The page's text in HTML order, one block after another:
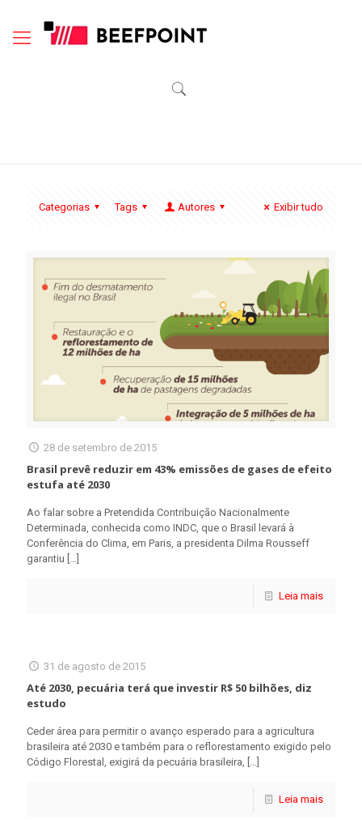
Categorias Tags Autores Exibir tudo
28 de setembro de 2015
Brasil prevê reduzir em 43% emissões de gases de efeito
estufa até 2030
Ao falar sobre a Pretendida Contribuição Nacionalmente
Determinada, conhecida como INDC, que o Brasil levará à
Conferência do Clima, em Paris, a presidenta Dilma Rousseff
garantiu […]
Leia mais
31 de agosto de 2015
Até 2030, pecuária terá que investir R$ 50 bilhões, diz
estudo
Ceder área para permitir o avanço esperado para a agricultura
brasileira até 2030 e também para o reflorestamento exigido pelo
Código Florestal, exigirá da pecuária brasileira, […]
Leia mais